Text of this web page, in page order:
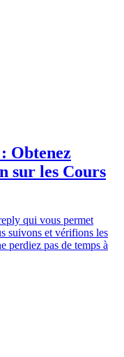
Obtenez
sur les Cours
qui vous permet
suivons et vérifions les
perdiez pas de temps à